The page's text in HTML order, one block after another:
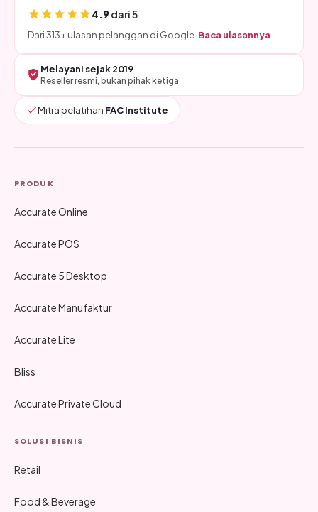
4.9dari 5
Dari 313+ ulasan pelanggan di Google. Baca ulasannya
Melayani sejak 2019
Reseller resmi, bukan pihak ketiga
Mitra pelatihan FAC Institute
PRODUK
Accurate Online
Accurate POS
Accurate 5 Desktop
Accurate Manufaktur
Accurate Lite
Bliss
Accurate Private Cloud
SOLUSI BISNIS
Retail
Food & Beverage